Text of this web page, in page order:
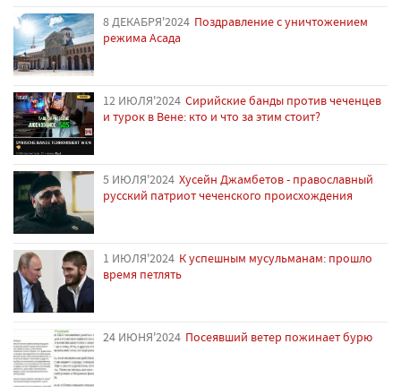
8 ДЕКАБРЯ'2024 Поздравление с уничтожением
режима Асада
12 ИЮЛЯ'2024 Сирийские банды против чеченцев
и турок в Вене: кто и что за этим стоит?
5 ИЮЛЯ'2024 Хусейн Джамбетов - православный
русский патриот чеченского происхождения
1 ИЮЛЯ'2024 К успешным мусульманам: прошло
время петлять
24 ИЮНЯ'2024 Посеявший ветер пожинает бурю